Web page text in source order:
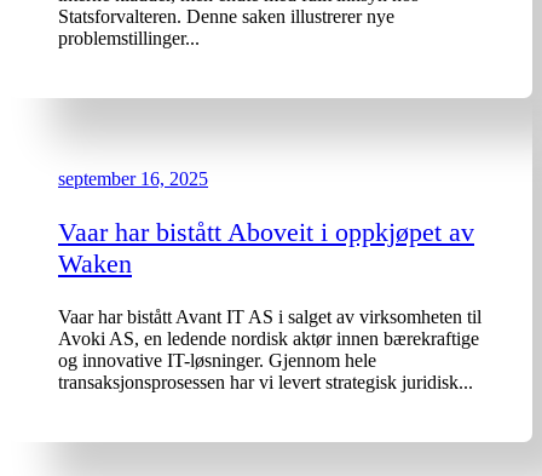
Statsforvalteren. Denne saken illustrerer nye
problemstillinger...
september 16, 2025
Vaar har bistått Aboveit i oppkjøpet av
Waken
Vaar har bistått Avant IT AS i salget av virksomheten til
Avoki AS, en ledende nordisk aktør innen bærekraftige
og innovative IT-løsninger. Gjennom hele
transaksjonsprosessen har vi levert strategisk juridisk...